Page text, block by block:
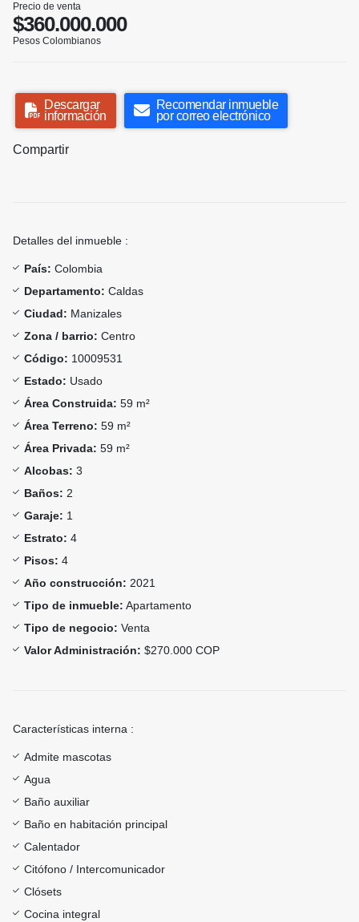
Precio de venta
$360.000.000
Pesos Colombianos
Descargar
información
Recomendar inmueble
por correo electrónico
Compartir
Detalles del inmueble :
País: Colombia
Departamento: Caldas
Ciudad: Manizales
Zona / barrio: Centro
Código: 10009531
Estado: Usado
Área Construida: 59 m²
Área Terreno: 59 m²
Área Privada: 59 m²
Alcobas: 3
Baños: 2
Garaje: 1
Estrato: 4
Pisos: 4
Año construcción: 2021
Tipo de inmueble: Apartamento
Tipo de negocio: Venta
Valor Administración: $270.000 COP
Características interna :
Admite mascotas
Agua
Baño auxiliar
Baño en habitación principal
Calentador
Citófono / Intercomunicador
Clósets
Cocina integral